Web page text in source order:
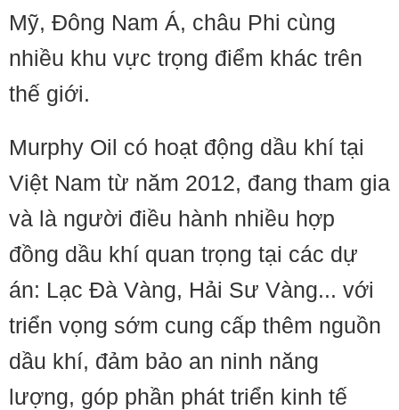
Mỹ, Đông Nam Á, châu Phi cùng
nhiều khu vực trọng điểm khác trên
thế giới.
Murphy Oil có hoạt động dầu khí tại
Việt Nam từ năm 2012, đang tham gia
và là người điều hành nhiều hợp
đồng dầu khí quan trọng tại các dự
án: Lạc Đà Vàng, Hải Sư Vàng... với
triển vọng sớm cung cấp thêm nguồn
dầu khí, đảm bảo an ninh năng
lượng, góp phần phát triển kinh tế